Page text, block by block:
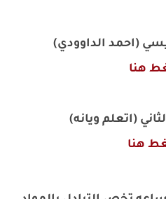
(احمد الداوودي)
هنا
(اتعلم ويانه)
هنا